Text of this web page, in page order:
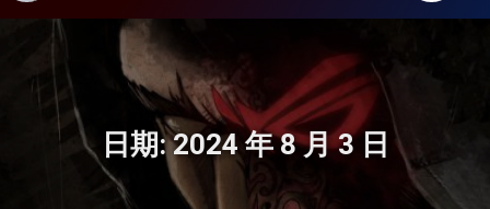
日期:2024 年 8 月 3 日